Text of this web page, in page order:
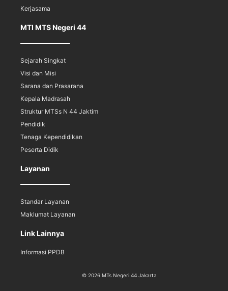
Kerjasama
MTI MTS Negeri 44
Sejarah Singkat
Visi dan Misi
Sarana dan Prasarana
Kepala Madrasah
Struktur MTSs N 44 Jaktim
Pendidik
Tenaga Kependidikan
Peserta Didik
Layanan
Standar Layanan
Maklumat Layanan
Link Lainnya
Informasi PPDB
© 2026 MTs Negeri 44 Jakarta